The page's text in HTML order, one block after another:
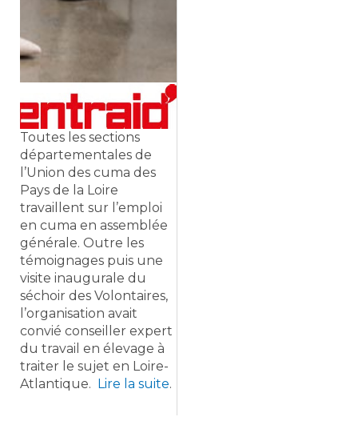
Toutes les sections
départementales de
l’Union des cuma des
Pays de la Loire
travaillent sur l’emploi
en cuma en assemblée
générale. Outre les
témoignages puis une
visite inaugurale du
séchoir des Volontaires,
l’organisation avait
convié conseiller expert
du travail en élevage à
traiter le sujet en Loire-
Atlantique. Lire la suite.